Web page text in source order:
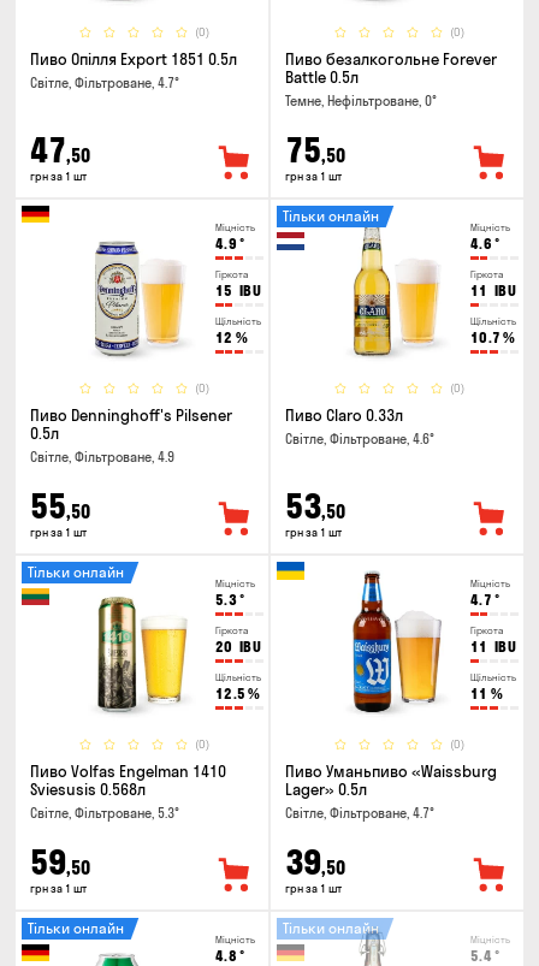
(0)
Пиво Опілля Export 1851 0.5л
Світле, Фільтроване, 4.7°
47,50
грн за 1 шт
(0)
Пиво безалкогольне Forever
Battle 0.5л
Темне, Нефільтроване, 0°
75,50
грн за 1 шт
Міцність
4.9 °
Гіркота
15 IBU
Щільність
12 %
(0)
Пиво Denninghoff's Pilsener
0.5л
Світле, Фільтроване, 4.9
55,50
грн за 1 шт
Міцність
4.6 °
Гіркота
11 IBU
Щільність
10.7 %
(0)
Тільки онлайн
Пиво Claro 0.33л
Світле, Фільтроване, 4.6°
53,50
грн за 1 шт
Міцність
5.3°
Гіркота
20 IBU
Щільність
12.5 %
(0)
Тільки онлайн
Пиво Volfas Engelman 1410
Sviesusis 0.568л
Світле, Фільтроване, 5.3°
59,50
грн за 1 шт
Міцність
4.7 °
Гіркота
11 IBU
Щільність
11 %
(0)
Пиво Уманьпиво «Waissburg
Lager» 0.5л
Світле, Фільтроване, 4.7°
39,50
грн за 1 шт
Міцність
4.8 °
Тільки онлайн
Міцність
5.4 °
Тільки онлайн